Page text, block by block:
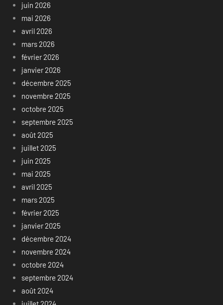
juin 2026
mai 2026
avril 2026
mars 2026
février 2026
janvier 2026
décembre 2025
novembre 2025
octobre 2025
septembre 2025
août 2025
juillet 2025
juin 2025
mai 2025
avril 2025
mars 2025
février 2025
janvier 2025
décembre 2024
novembre 2024
octobre 2024
septembre 2024
août 2024